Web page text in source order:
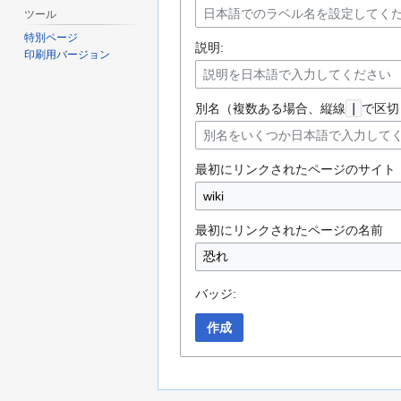
説明:
別名（複数ある場合、縦線 で区
最初にリンクされたページのサイト
最初にリンクされたページの名前
バッジ:
作成
ツール
特別ページ
印刷用バージョン